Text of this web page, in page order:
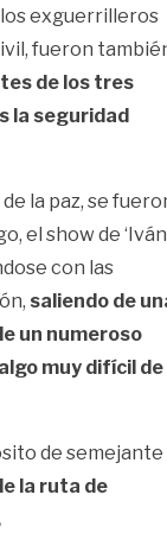
exguerrilleros
fueron
de los tres
la seguridad
la paz, se
el show de ‘Iván
con las
saliendo de
un numeroso
muy difícil de
de semejante
la ruta de